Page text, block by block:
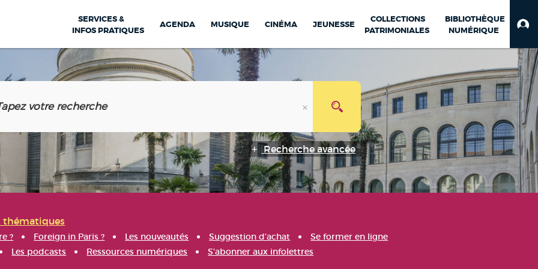
SERVICES &
INFOS PRATIQUES
AGENDA MUSIQUE CINÉMA JEUNESSE
COLLECTIONS
PATRIMONIALES
BIBLIOTHÈQUE
NUMÉRIQUE
Recherche avancée
thématiques
? Foreign in Paris ? Les nouveautés Suggestion d'achat
Se former en ligne
Les podcasts Ressources numériques S'abonner aux infolettres